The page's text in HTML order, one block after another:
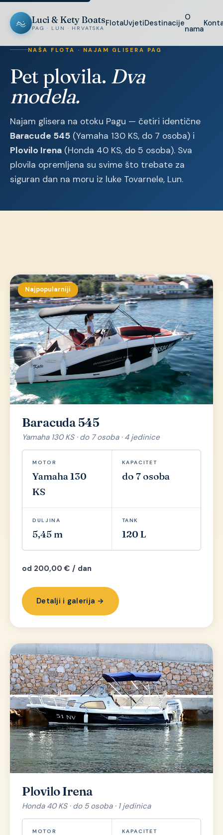
Luci & Kety Boats
PAG · LUN · HRVATSKA
FlotaUvjetiDestinacije
O
nama
NAŠA FLOTA · NAJAM GLISERA PAG
Pet plovila. Dva
modela.
Najam glisera na otoku Pagu — četiri identične
Baracude 545 (Yamaha 130 KS, do 7 osoba) i
Plovilo Irena (Honda 40 KS, do 5 osoba). Sva
plovila opremljena su svime što trebate za
siguran dan na moru iz luke Tovarnele, Lun.
Najpopularniji
Baracuda 545
Yamaha 130 KS · do 7 osoba · 4 jedinice
MOTOR
Yamaha 130
KS
KAPACITET
do 7 osoba
DULJINA
5,45 m
TANK
120 L
od 200,00 € / dan
Detalji i galerija →
Plovilo Irena
Honda 40 KS · do 5 osoba · 1 jedinica
MOTOR KAPACITET